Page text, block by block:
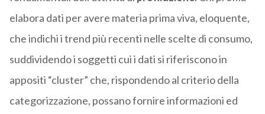
elabora dati per avere materia prima viva, eloquente,
che indichi i trend più recenti nelle scelte di consumo,
suddividendo i soggetti cui i dati si riferiscono in
appositi “cluster” che, rispondendo al criterio della
categorizzazione, possano fornire informazioni ed